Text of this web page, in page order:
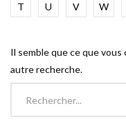
T U V W
Il semble que ce que
autre recherche.